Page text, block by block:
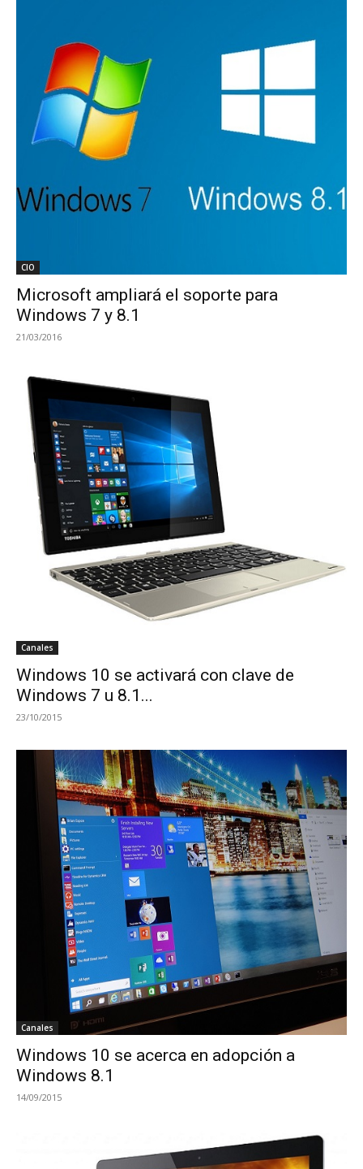
CIO
Microsoft ampliará el soporte para
Windows 7 y 8.1
21/03/2016
Canales
Windows 10 se activará con clave de
Windows 7 u 8.1...
23/10/2015
Canales
Windows 10 se acerca en adopción a
Windows 8.1
14/09/2015